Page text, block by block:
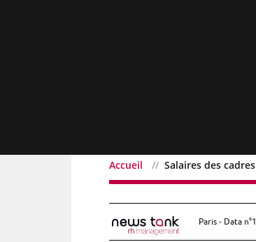
Accueil Salaires des
Salaires des
Paris - Data